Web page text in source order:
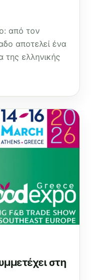
από τον
αποτελεί ένα
της ελληνικής
στη